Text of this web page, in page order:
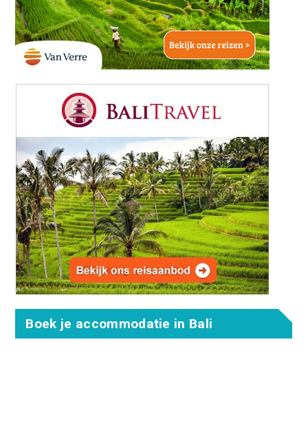
Boek je accommodatie in Bali